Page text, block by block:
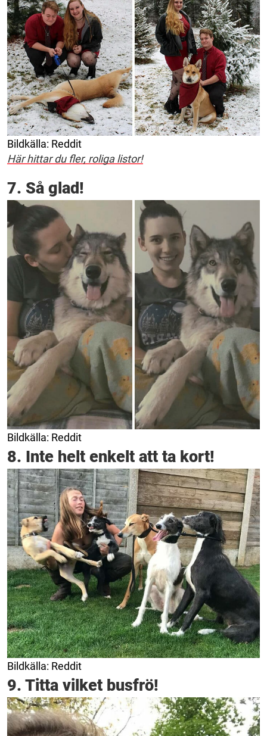
Bildkälla: Reddit
Här hittar du fler, roliga listor!
7. Så glad!
Bildkälla: Reddit
8. Inte helt enkelt att ta kort!
Bildkälla: Reddit
9. Titta vilket busfrö!